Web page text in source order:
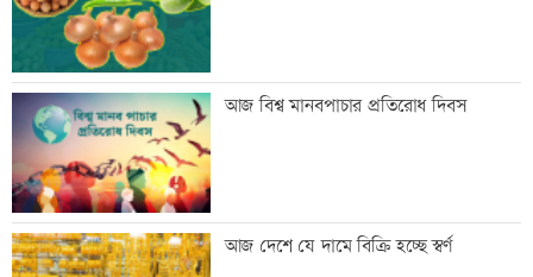
গণভোটের রায় বাস্তবায়নে ১১ দলের লংমার্চের
ঘোষণা
এসবিএসি ব্যাংকের কর্পোরেট পরিচালকের
শেয়ার বিক্রির ঘোষণা
আজ বিশ্ব মানবপাচার প্রতিরোধ দিবস
আজ দেশে যে দামে বিক্রি হচ্ছে স্বর্ণ